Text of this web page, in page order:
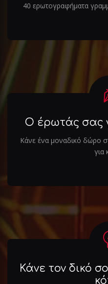
40 ερωτογραφήματα
Ο έρωτάς σας
Κάνε ένα μοναδικό δώρο
για
Κάνε τον δικό